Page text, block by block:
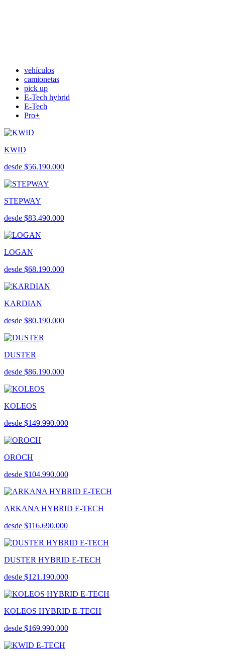
vehículos
camionetas
pick up
E-Tech hybrid
E-Tech
Pro+
KWID
desde $56.190.000
STEPWAY
desde $83.490.000
LOGAN
desde $68.190.000
KARDIAN
desde $80.190.000
DUSTER
desde $86.190.000
KOLEOS
desde $149.990.000
OROCH
desde $104.990.000
ARKANA HYBRID E-TECH
desde $116.690.000
DUSTER HYBRID E-TECH
desde $121.190.000
KOLEOS HYBRID E-TECH
desde $169.990.000